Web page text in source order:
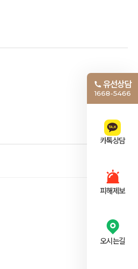
유선상담
1668-5466
카톡상담
피해제보
오시는길